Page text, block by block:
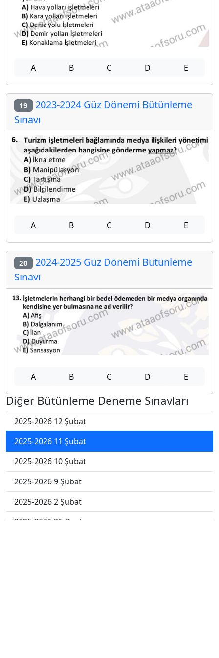
A B C D E
19 2023-2024 Güz Dönemi Bütünleme
Sınavı
A B C D E
20 2024-2025 Güz Dönemi Bütünleme
Sınavı
A B C D E
Diğer Bütünleme Deneme Sınavları
2025-2026 12 Şubat
2025-2026 11 Şubat
2025-2026 10 Şubat
2025-2026 9 Şubat
2025-2026 2 Şubat
2025-2026 26 Ocak